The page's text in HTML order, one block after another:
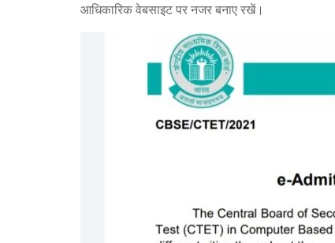
आधिकारिक वेबसाइट पर नजर बनाए रखें।